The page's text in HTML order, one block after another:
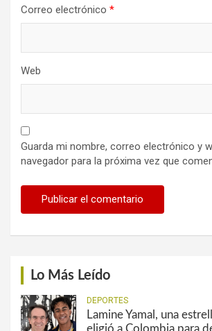
Correo electrónico *
Web
Guarda mi nombre, correo electrónico y
navegador para la próxima vez que
Lo Más Leído
DEPORTES
Lamine Yamal, una